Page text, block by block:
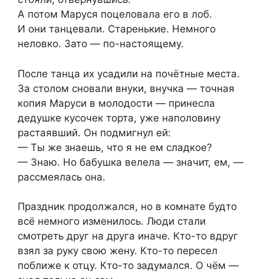
А потом Маруся поцеловала его в лоб.
И они танцевали. Старенькие. Немного
неловко. Зато — по-настоящему.
После танца их усадили на почётные места.
За столом сновали внуки, внучка — точная
копия Маруси в молодости — принесла
дедушке кусочек торта, уже наполовину
растаявший. Он подмигнул ей:
— Ты же знаешь, что я не ем сладкое?
— Знаю. Но бабушка велела — значит, ем, —
рассмеялась она.
Праздник продолжался, но в комнате будто
всё немного изменилось. Люди стали
смотреть друг на друга иначе. Кто-то вдруг
взял за руку свою жену. Кто-то пересел
поближе к отцу. Кто-то задумался. О чём —